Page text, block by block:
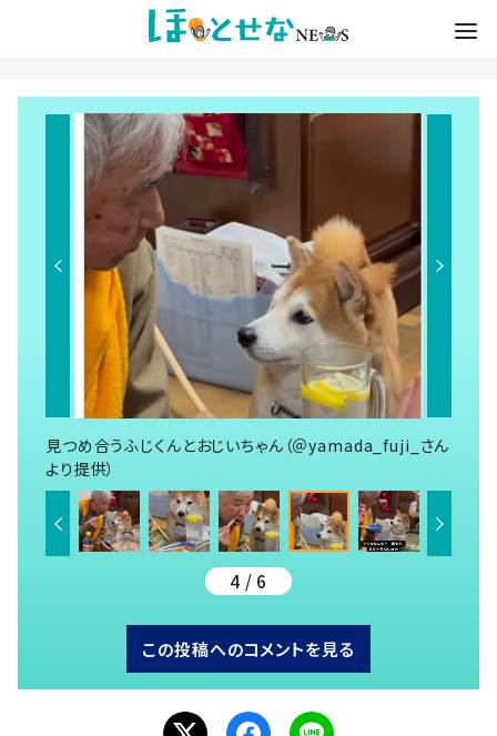
見つめ合うふじくんとおじいちゃん（＠yamada_fuji_さん
より提供）
4 / 6
この投稿へのコメントを見る